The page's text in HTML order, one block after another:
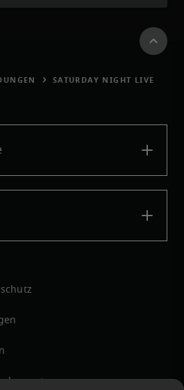
SATURDAY NIGHT LIVE